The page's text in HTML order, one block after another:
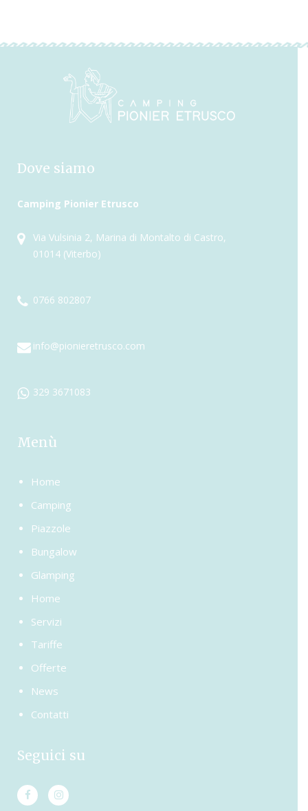
Dove siamo
Camping Pionier Etrusco
Via Vulsinia 2, Marina di Montalto di Castro,
01014 (Viterbo)
0766 802807
info@pionieretrusco.com
329 3671083
Menù
Home
Camping
Piazzole
Bungalow
Glamping
Home
Servizi
Tariffe
Offerte
News
Contatti
Seguici su